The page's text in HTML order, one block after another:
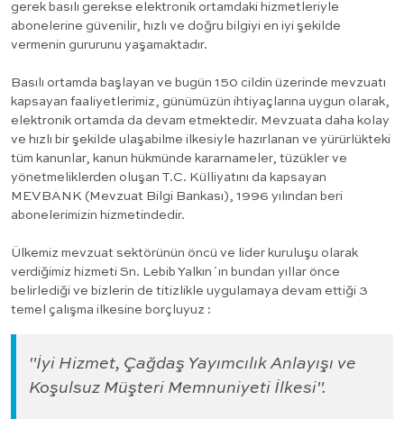
gerek basılı gerekse elektronik ortamdaki hizmetleriyle
abonelerine güvenilir, hızlı ve doğru bilgiyi en iyi şekilde
vermenin gururunu yaşamaktadır.
Basılı ortamda başlayan ve bugün 150 cildin üzerinde mevzuatı
kapsayan faaliyetlerimiz, günümüzün ihtiyaçlarına uygun olarak,
elektronik ortamda da devam etmektedir. Mevzuata daha kolay
ve hızlı bir şekilde ulaşabilme ilkesiyle hazırlanan ve yürürlükteki
tüm kanunlar, kanun hükmünde kararnameler, tüzükler ve
yönetmeliklerden oluşan T.C. Külliyatını da kapsayan
MEVBANK (Mevzuat Bilgi Bankası), 1996 yılından beri
abonelerimizin hizmetindedir.
Ülkemiz mevzuat sektörünün öncü ve lider kuruluşu olarak
verdiğimiz hizmeti Sn. Lebib Yalkın´ın bundan yıllar önce
belirlediği ve bizlerin de titizlikle uygulamaya devam ettiği 3
temel çalışma ilkesine borçluyuz :
"İyi Hizmet, Çağdaş Yayımcılık Anlayışı ve
Koşulsuz Müşteri Memnuniyeti İlkesi".